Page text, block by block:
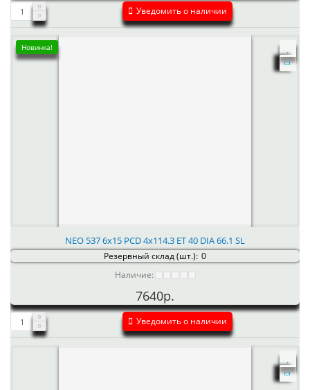
Уведомить о наличии
Новинка!
NEO 537 6x15 PCD 4x114.3 ET 40 DIA 66.1 SL
Резервный склад (шт.): 0
Наличие:
7640р.
Уведомить о наличии